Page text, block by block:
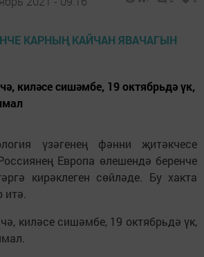
киләсе сишәмбе, 19 октябрьдә үк,
үзәгенең фәнни җитәкчесе
Европа өлешендә беренче
кирәклеген сөйләде. Бу хакта
итә.
киләсе сишәмбе, 19 октябрьдә үк,